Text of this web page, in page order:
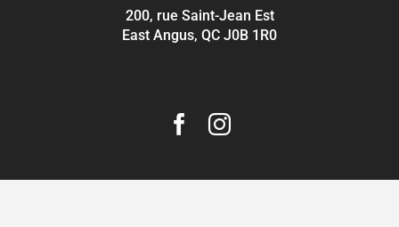
200, rue Saint-Jean Est
East Angus, QC J0B 1R0